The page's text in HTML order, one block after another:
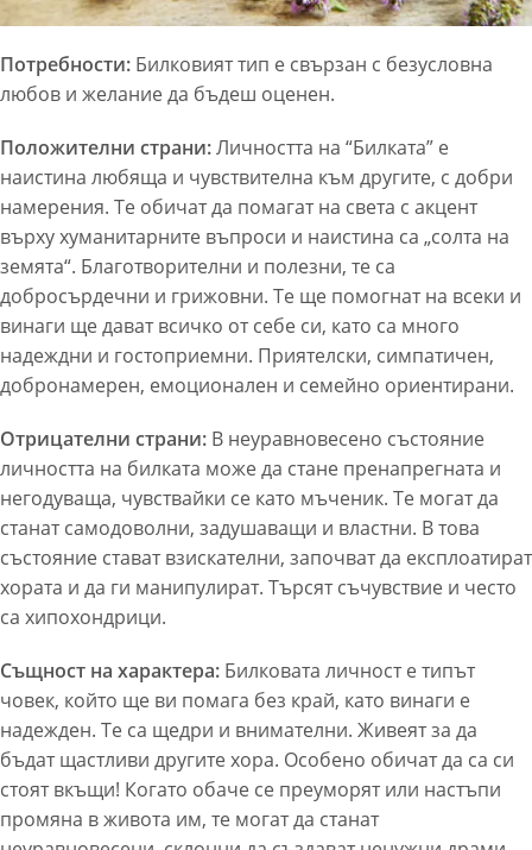
Потребности: Билковият тип е свързан с безусловна
любов и желание да бъдеш оценен.
Положителни страни:Личността на “Билката” е
наистина любяща и чувствителна към другите, с добри
намерения. Те обичат да помагат на света с акцент
върху хуманитарните въпроси и наистина са „солта на
земята“. Благотворителни и полезни, те са
добросърдечни и грижовни. Те ще помогнат на всеки и
винаги ще дават всичко от себе си, като са много
надеждни и гостоприемни. Приятелски, симпатичен,
добронамерен, емоционален и семейно ориентирани.
Отрицателни страни: В неуравновесено състояние
личността на билката може да стане пренапрегната и
негодуваща, чувствайки се като мъченик. Те могат да
станат самодоволни, задушаващи и властни. В това
състояние стават взискателни, започват да експлоатират
хората и да ги манипулират. Търсят съчувствие и често
са хипохондрици.
Същност на характера: Билковата личност е типът
човек, който ще ви помага без край, като винаги е
надежден. Те са щедри и внимателни. Живеят за да
бъдат щастливи другите хора. Особено обичат да са си
стоят вкъщи! Когато обаче се преуморят или настъпи
промяна в живота им, те могат да станат